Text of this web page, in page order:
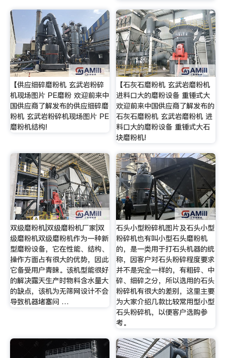
【供应细碎磨粉机 玄武岩粉碎
机现场图片 PE磨粉 欢迎前来中
国供应商了解发布的供应细碎磨
粉机 玄武岩粉碎机现场图片 PE
磨粉机结构!
【石灰石磨粉机 玄武岩磨粉机
进料口大的磨粉设备 重锤式大
欢迎前来中国供应商了解发布的
石灰石磨粉机 玄武岩磨粉机 进
料口大的磨粉设备 重锤式大石
块磨粉机!
双级磨粉机|双级磨粉机厂家|双
级磨粉机双级磨粉机作为一种新
型磨粉设备，它在性能、结构、
操作方面占有很大的优势，因此
它备受用户青睐。该机型能很好
的解决露天生产时物料含水量大
的缺点，该机为无筛网设计不会
导致机器堵塞问 …
石头小型粉碎机图片及石头小型
粉碎机也有叫小型石头磨粉机
的，是一类用于打石头机器的统
称，因客户对石头粉碎程度要求
并不是完全一样的，有粗碎、中
碎、细碎之分，所以选用的石头
粉碎机有很大的差别，这里主要
为大家介绍几款比较常用型小型
石头粉碎机，以便客户选购参
考。